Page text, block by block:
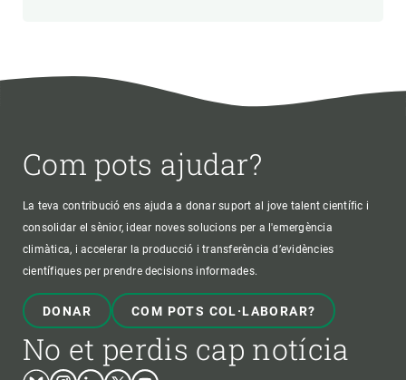
Com pots ajudar?
La teva contribució ens ajuda a donar suport al jove talent científic i
consolidar el sènior, idear noves solucions per a l'emergència
climàtica, i accelerar la producció i transferència d’evidències
científiques per prendre decisions informades.
DONAR COM POTS COL·LABORAR?
No et perdis cap notícia
BlueskyInstagram
LinkedinTwitterYoutube